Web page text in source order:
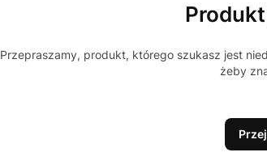
Przepraszamy, produkt, którego szukasz jest
żeby